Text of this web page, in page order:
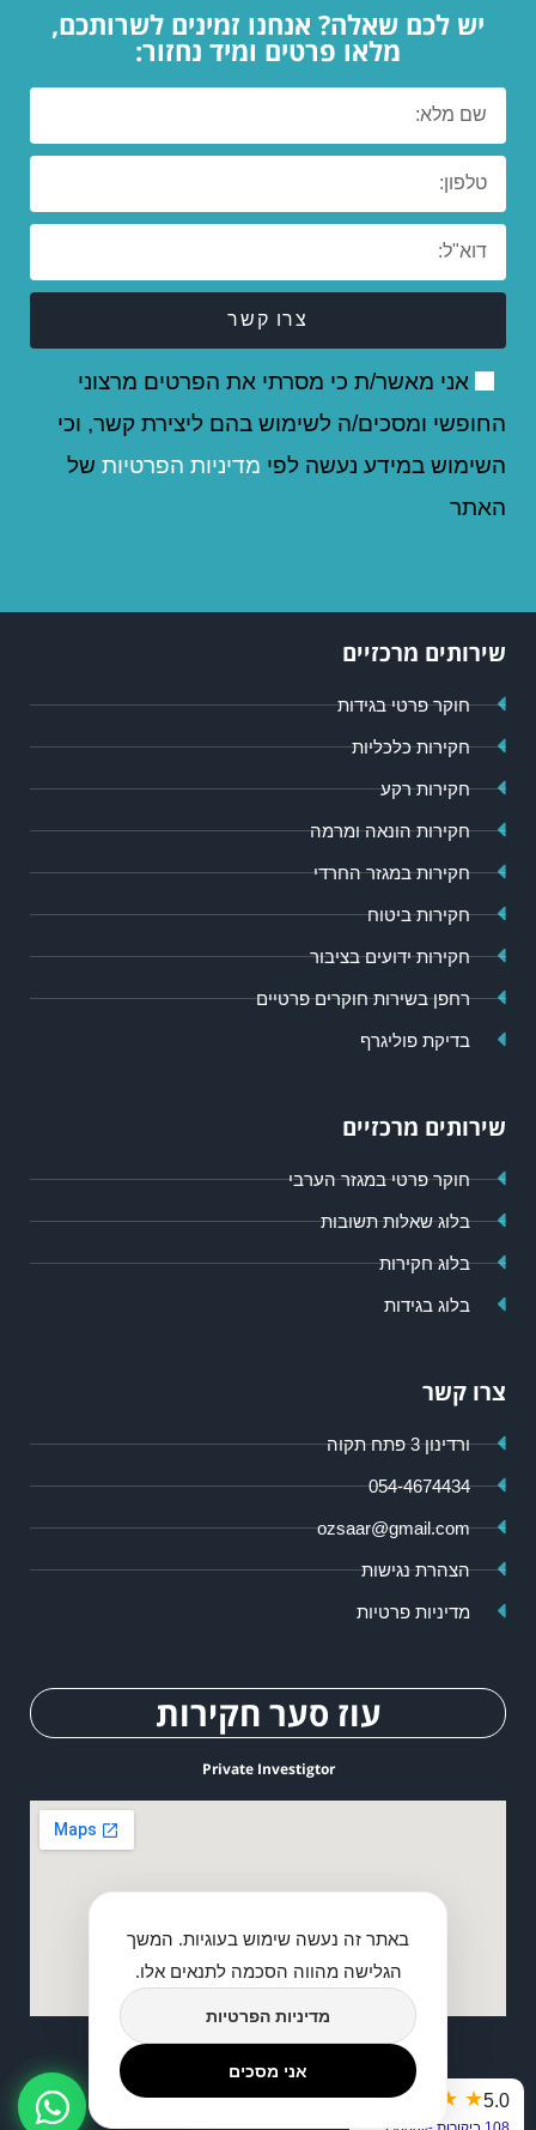
יש לכם שאלה? אנחנו זמינים לשרותכם,
מלאו פרטים ומיד נחזור:
אני מאשר/ת כי מסרתי את הפרטים מרצוני
החופשי ומסכים/ה לשימוש בהם ליצירת קשר, וכי
השימוש במידע נעשה לפי מדיניות הפרטיות של
האתר
צרו קשר
שירותים מרכזיים
חוקר פרטי בגידות
חקירות כלכליות
חקירות רקע
חקירות הונאה ומרמה
חקירות במגזר החרדי
חקירות ביטוח
חקירות ידועים בציבור
רחפן בשירות חוקרים פרטיים
בדיקת פוליגרף
שירותים מרכזיים
חוקר פרטי במגזר הערבי
בלוג שאלות תשובות
בלוג חקירות
בלוג בגידות
צרו קשר
ורדינון 3 פתח תקוה
054-4674434
ozsaar@gmail.com
הצהרת נגישות
מדיניות פרטיות
עוז סער חקירות
Private Investigtor
2026 © כל הזכיות שמורות לעוז סער חוקר פרטי
5.0
★
★
★
★
באתר זה נעשה שימוש בעוגיות. המשך
הגלישה מהווה הסכמה לתנאים אלו.
מדיניות הפרטיות
אני מסכים